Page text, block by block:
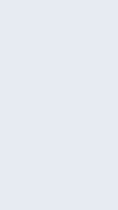
anzuzeigen. Sie
Klick anzeigen